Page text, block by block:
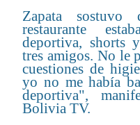
Zapata
restaurante
deportiva, shorts
tres amigos. No le
cuestiones de
yo no me había
deportiva",
Bolivia TV.